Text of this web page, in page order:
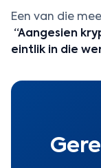
Een van die
“Aangesien
eintlik in die